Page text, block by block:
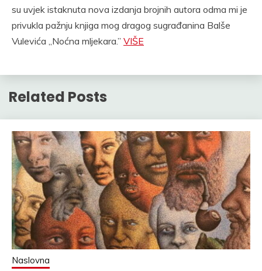
su uvjek istaknuta nova izdanja brojnih autora odma mi je
privukla pažnju knjiga mog dragog sugrađanina Balše
Vulevića ,,Noćna mljekara.” VIŠE
Related Posts
Naslovna